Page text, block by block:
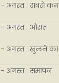
- अगस्त : सबसे कम
- अगस्त : औसत
- अगस्त : खुलने का
अगस्त : समापन